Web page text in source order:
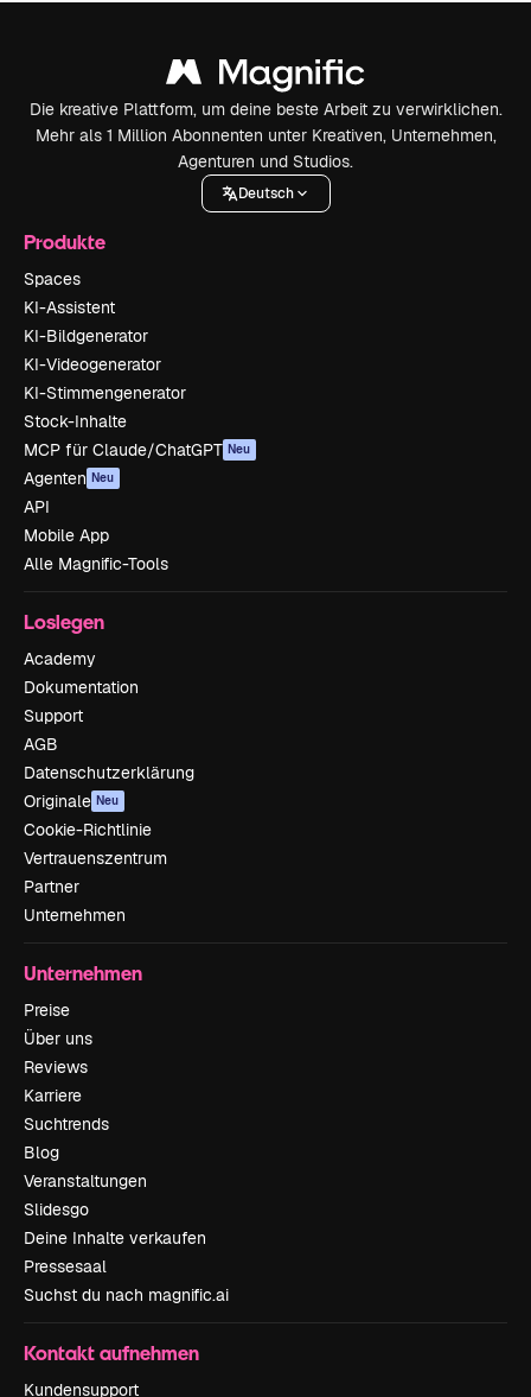
Die kreative Plattform, um deine beste Arbeit zu verwirklichen.
Mehr als 1 Million Abonnenten unter Kreativen, Unternehmen,
Agenturen und Studios.
Deutsch
Produkte
Spaces
KI-Assistent
KI-Bildgenerator
KI-Videogenerator
KI-Stimmengenerator
Stock-Inhalte
MCP für Claude/ChatGPT Neu
Agenten Neu
API
Mobile App
Alle Magnific-Tools
Loslegen
Academy
Dokumentation
Support
AGB
Datenschutzerklärung
Originale Neu
Cookie-Richtlinie
Vertrauenszentrum
Partner
Unternehmen
Unternehmen
Preise
Über uns
Reviews
Karriere
Suchtrends
Blog
Veranstaltungen
Slidesgo
Deine Inhalte verkaufen
Pressesaal
Suchst du nach magnific.ai
Kontakt aufnehmen
Kundensupport